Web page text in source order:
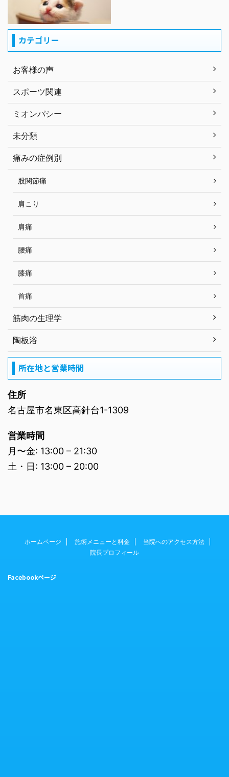
カテゴリー
お客様の声
スポーツ関連
ミオンパシー
未分類
痛みの症例別
股関節痛
肩こり
肩痛
腰痛
膝痛
首痛
筋肉の生理学
陶板浴
所在地と営業時間
住所
名古屋市名東区高針台1-1309
営業時間
月〜金: 13:00 – 21:30
土・日: 13:00 – 20:00
ホームページ 施術メニューと料金
当院へのアクセス方法
院長プロフィール
Facebookページ